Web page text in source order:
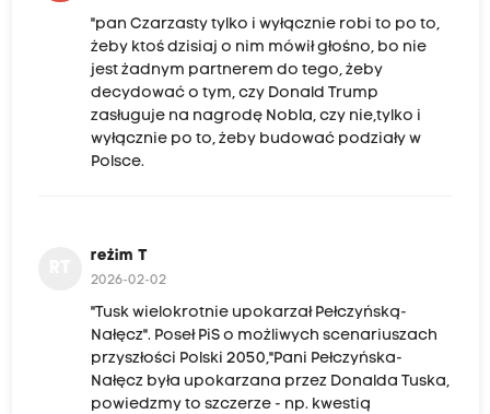
"pan Czarzasty tylko i wyłącznie robi to po to,
żeby ktoś dzisiaj o nim mówił głośno, bo nie
jest żadnym partnerem do tego, żeby
decydować o tym, czy Donald Trump
zasługuje na nagrodę Nobla, czy nie,tylko i
wyłącznie po to, żeby budować podziały w
Polsce.
reżim T
2026-02-02
"Tusk wielokrotnie upokarzał Pełczyńską-
Nałęcz". Poseł PiS o możliwych scenariuszach
przyszłości Polski 2050,"Pani Pełczyńska-
Nałęcz była upokarzana przez Donalda Tuska,
powiedzmy to szczerze - np. kwestią